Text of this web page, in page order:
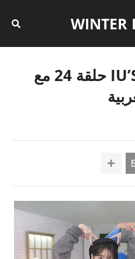
WINTER
برنامج IU’S PALETTE حلقة 24 مع